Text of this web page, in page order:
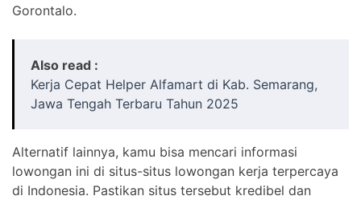
Gorontalo.
Also read :
Kerja Cepat Helper Alfamart di Kab. Semarang,
Jawa Tengah Terbaru Tahun 2025
Alternatif lainnya, kamu bisa mencari informasi
lowongan ini di situs-situs lowongan kerja terpercaya
di Indonesia. Pastikan situs tersebut kredibel dan